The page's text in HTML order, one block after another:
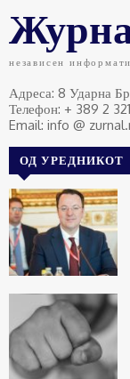
независен
Адреса: 8 Ударна
Телефон: + 389 2
Email: info @
ОД УРЕДНИКОТ